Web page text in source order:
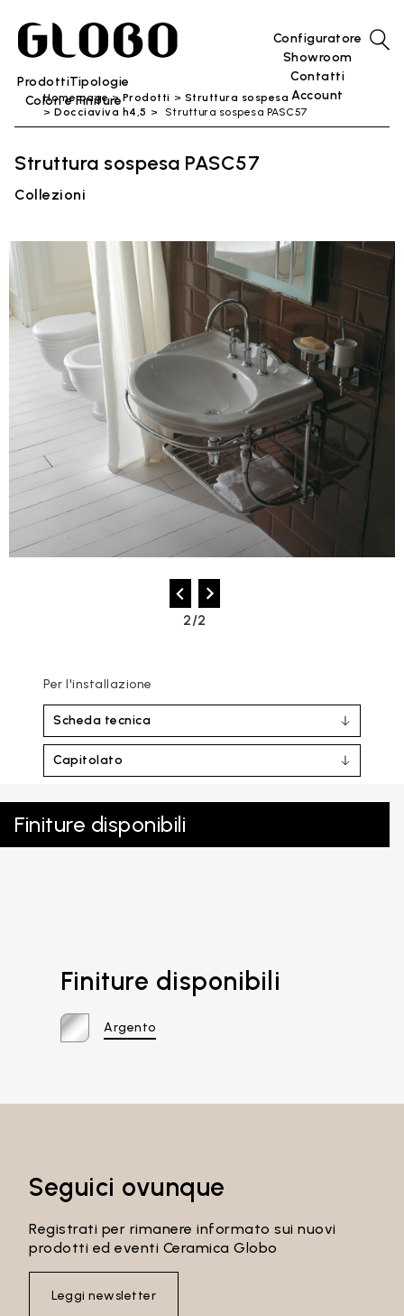
ProdottiTipologie
Colori e Finiture
Configuratore
Showroom
Contatti
Account
Home page Prodotti
Struttura sospesa
Docciaviva h4,5
Struttura sospesa PASC57
Struttura sospesa PASC57
Collezioni
2/2
Per l'installazione
Scheda tecnica
Capitolato
Email*
Finiture disponibili
Finiture disponibili
Argento
Seguici ovunque
Registrati per rimanere informato sui nuovi
prodotti ed eventi Ceramica Globo
Leggi newsletter